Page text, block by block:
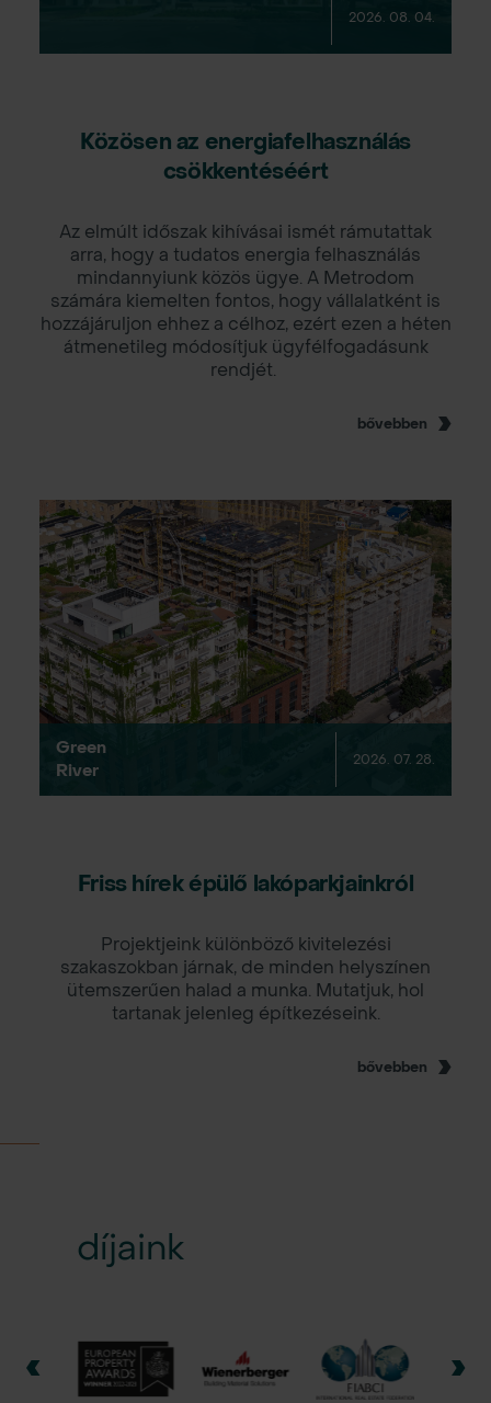
2026. 08. 04.
Közösen az energiafelhasználás
csökkentéséért
Az elmúlt időszak kihívásai ismét rámutattak
arra, hogy a tudatos energia felhasználás
mindannyiunk közös ügye. A Metrodom
számára kiemelten fontos, hogy vállalatként is
hozzájáruljon ehhez a célhoz, ezért ezen a héten
átmenetileg módosítjuk ügyfélfogadásunk
rendjét.
bővebben
Green
River
2026. 07. 28.
Friss hírek épülő lakóparkjainkról
Projektjeink különböző kivitelezési
szakaszokban járnak, de minden helyszínen
ütemszerűen halad a munka. Mutatjuk, hol
tartanak jelenleg építkezéseink.
bővebben
díjaink